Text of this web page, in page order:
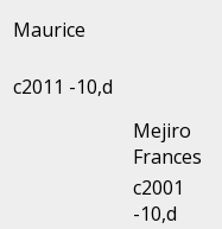
Maurice
c2011 -10,d
Mejiro
Frances
c2001
-10,d